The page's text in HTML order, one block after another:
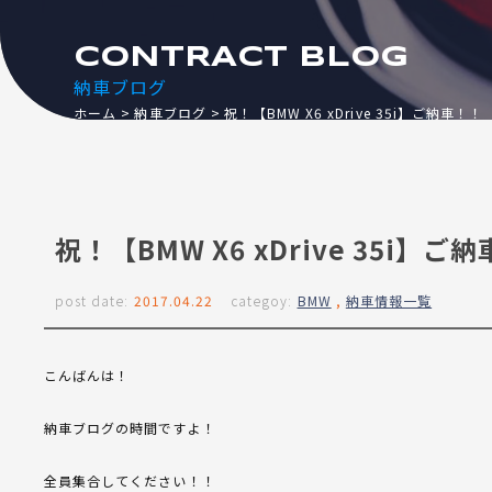
納車ブログ
CONTRACT BLOG
ホーム 納車ブログ 祝！【BMW X6 xDrive 35i】ご納車！！
祝！【BMW X6 xDrive 35i】ご納
post date: 2017.04.22 categoy: BMW , 納車情報一覧
こんばんは！
納車ブログの時間ですよ！
全員集合してください！！